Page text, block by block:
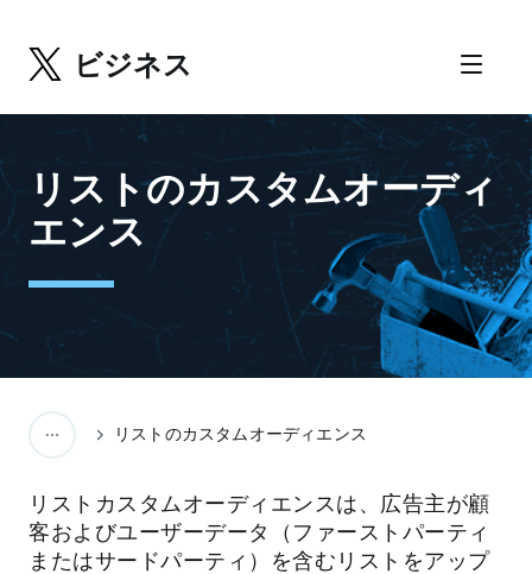
ビジネス
リストのカスタムオーディ
エンス
リストのカスタムオーディエンス
リストカスタムオーディエンスは、広告主が顧
客およびユーザーデータ（ファーストパーティ
またはサードパーティ）を含むリストをアップ